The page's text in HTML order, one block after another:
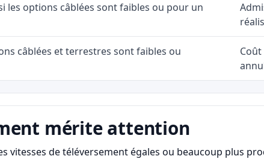
les options câblées sont faibles ou pour un
câblées et terrestres sont faibles ou
mérite attention
vitesses de téléversement égales ou beaucoup plus